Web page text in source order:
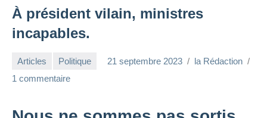
À président vilain, ministres
incapables.
Articles Politique 21 septembre 2023
la Rédaction
1 commentaire